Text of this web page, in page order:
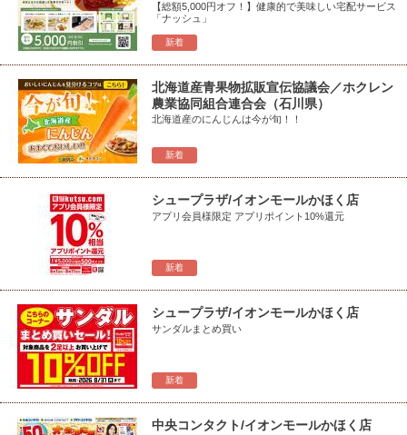
新着
【総額5,000円オフ！】健康的で美味しい宅配サービス
「ナッシュ」
新着
北海道産青果物拡販宣伝協議会／ホクレン
農業協同組合連合会（石川県）
北海道産のにんじんは今が旬！！
新着
シュープラザ/イオンモールかほく店
アプリ会員様限定 アプリポイント10%還元
新着
シュープラザ/イオンモールかほく店
サンダルまとめ買い
中央コンタクト/イオンモールかほく店